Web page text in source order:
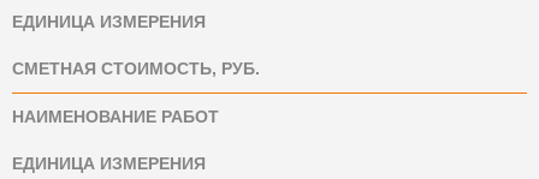
ЕДИНИЦА ИЗМЕРЕНИЯ
СМЕТНАЯ СТОИМОСТЬ, РУБ.
НАИМЕНОВАНИЕ РАБОТ
ЕДИНИЦА ИЗМЕРЕНИЯ